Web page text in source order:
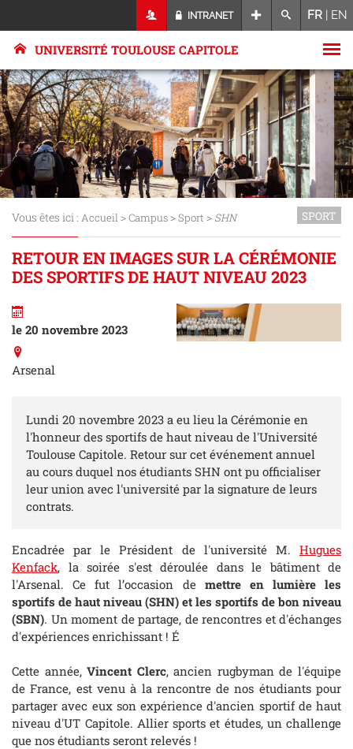
INTRANET FR | EN
UNIVERSITÉ TOULOUSE CAPITOLE
Vous êtes ici : Accueil >Campus >Sport > SHN SPORT
RETOUR EN IMAGES SUR LA CÉRÉMONIE
DES SPORTIFS DE HAUT NIVEAU 2023
le 20 novembre 2023
Arsenal
Lundi 20 novembre 2023 a eu lieu la Cérémonie en
l'honneur des sportifs de haut niveau de l'Université
Toulouse Capitole. Retour sur cet événement annuel
au cours duquel nos étudiants SHN ont pu officialiser
leur union avec l'université par la signature de leurs
contrats.
Encadrée par le Président de l'université M. Hugues
Kenfack, la soirée s'est déroulée dans le bâtiment de
l'Arsenal. Ce fut l’occasion de mettre en lumière les
sportifs de haut niveau (SHN) et les sportifs de bon niveau
(SBN). Un moment de partage, de rencontres et d'échanges
d'expériences enrichissant ! É
Cette année,Vincent Clerc, ancien rugbyman de l'équipe
de France, est venu à la rencontre de nos étudiants pour
partager avec eux son expérience d'ancien sportif de haut
niveau d'UT Capitole. Allier sports et études, un challenge
que nos étudiants seront relevés !